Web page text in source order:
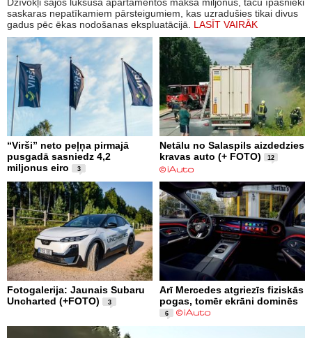
saskaras nepatīkamiem pārsteigumiem, kas uzradušies tikai divus
gadus pēc ēkas nodošanas ekspluatācijā. LASĪT VAIRĀK
“Virši” neto peļņa pirmajā
pusgadā sasniedz 4,2
miljonus eiro
3
Netālu no Salaspils aizdedzies
kravas auto (+ FOTO)
12
Fotogalerija: Jaunais Subaru
Uncharted (+FOTO)
3
Arī Mercedes atgriezīs fiziskās
pogas, tomēr ekrāni dominēs
6